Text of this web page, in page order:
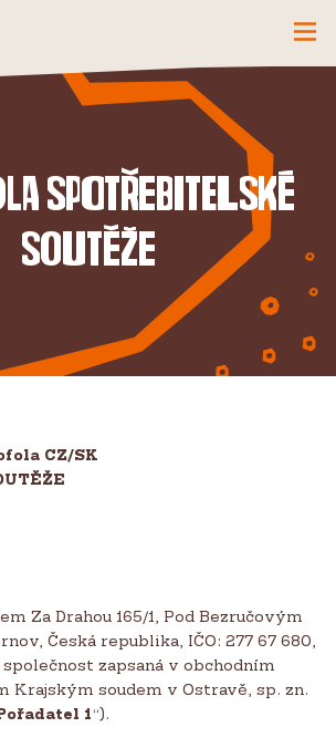
ČO MÁME NOVÉ
KOFOLA
PRODUKTY
SA K NÁM
PARŤÁCI
KONTAKTY
SPOTŘEBITELSKÉ
SOUTĚŽE
CZ/SK
Za Drahou 165/1, Pod Bezručovým
Česká republika, IČO: 277 67 680,
společnost zapsaná v obchodním
Krajským soudem v Ostravě, sp. zn.
1“).